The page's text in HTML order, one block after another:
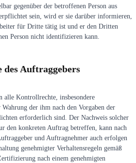
gegenüber der betroffenen Person aus
sein, wird er sie darüber informieren,
für Dritte tätig ist und er den Dritten
Person nicht identifizieren kann.
Auftraggebers
alle Kontrollrechte, insbesondere
der ihm nach den Vorgaben der
erforderlich sind. Der Nachweis solcher
den konkreten Auftrag betreffen, kann nach
und Auftragnehmer auch erfolgen
genehmigter Verhaltensregeln gemäß
nach einem genehmigten